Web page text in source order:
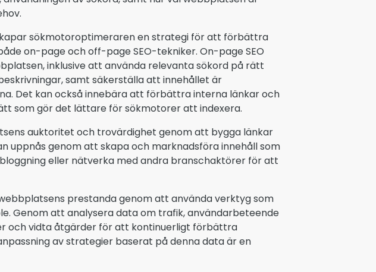
sökmotoroptimeraren en strategi för att förbättra
on-page och off-page SEO-tekniker. On-page SEO
inklusive att använda relevanta sökord på rätt
samt säkerställa att innehållet är
Det kan också innebära att förbättra interna länkar och
som gör det lättare för sökmotorer att indexera.
auktoritet och trovärdighet genom att bygga länkar
uppnås genom att skapa och marknadsföra innehåll som
eller nätverka med andra branschaktörer för att
prestanda genom att använda verktyg som
Genom att analysera data om trafik, användarbeteende
och vidta åtgärder för att kontinuerligt förbättra
av strategier baserat på denna data är en